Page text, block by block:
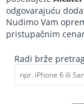
odgovarajuću
Nudimo Vam
pristupačnim
Radi brže